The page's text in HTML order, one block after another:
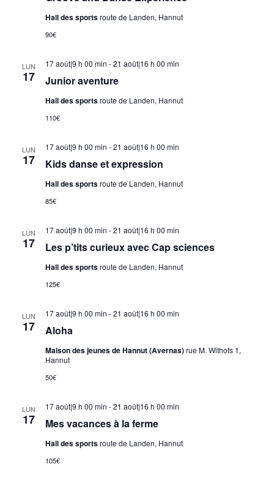
Hall des sportsroute de Landen, Hannut
90€
LUN
17 Junior aventure
17 août|9 h 00 min -21 août|16 h 00 min
Hall des sportsroute de Landen, Hannut
110€
LUN
17 Kids danse et expression
17 août|9 h 00 min -21 août|16 h 00 min
Hall des sportsroute de Landen, Hannut
85€
LUN
17 Les p’tits curieux avec Cap sciences
17 août|9 h 00 min -21 août|16 h 00 min
Hall des sportsroute de Landen, Hannut
125€
LUN
17 Aloha
17 août|9 h 00 min -21 août|16 h 00 min
Maison des jeunes de Hannut (Avernas)rue M. Withofs 1,
Hannut
50€
LUN
17 Mes vacances à la ferme
17 août|9 h 00 min -21 août|16 h 00 min
Hall des sportsroute de Landen, Hannut
105€